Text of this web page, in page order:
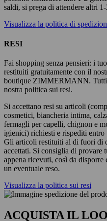
saldi, si prega di attendere altri
Visualizza la politica di
RESI
Fai shopping senza pensieri: i
restituiti gratuitamente con il
boutique ZIMMERMANN. Tutti
nostra politica sui resi.
Si accettano resi su articoli
cosmetici, biancheria intima,
fermagli per capelli, chignon e
igienici) richiesti e rispediti entro
Gli articoli restituiti al di fuori di
accettati. Si consiglia di provare
appena ricevuti, così da
un eventuale reso.
Visualizza la politica sui resi
ACQUISTA IL